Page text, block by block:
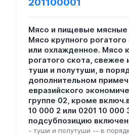
Мясо и пищевые мясные
Мясо крупного
или охлажденное. Мясо
рогатого скота, свежее
туши и полутуши, в
дополнительном
евразийского
группе 02, кроме
10 000 2 или 0201 10 000
подсубпозицию
- туши и полутуши -- в